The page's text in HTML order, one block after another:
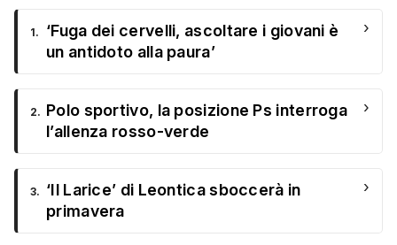
1.
‘Fuga dei cervelli, ascoltare i giovani è
un antidoto alla paura’
›
2. Polo sportivo, la posizione Ps interroga
l’allenza rosso-verde
›
3. ‘Il Larice’ di Leontica sboccerà in
primavera
›